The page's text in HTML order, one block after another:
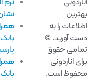
را به
آورید. ©
حقوق
اناردونی
است.
نشان
همراه
پارسیان
همراه